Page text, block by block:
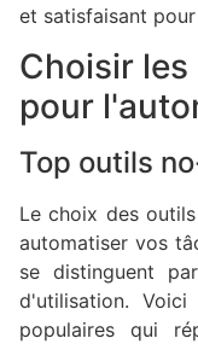
et satisfaisant
Choisir
pour
Top outils
Le choix des
automatiser vos
se distinguent
d'utilisation.
populaires qui